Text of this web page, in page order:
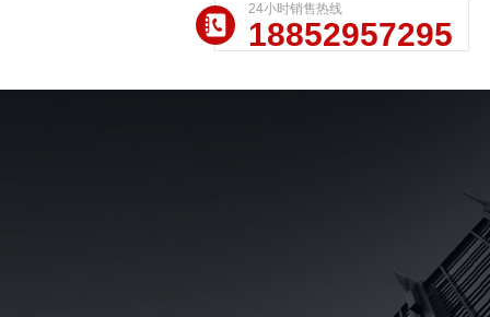
24小时销售热线
18852957295